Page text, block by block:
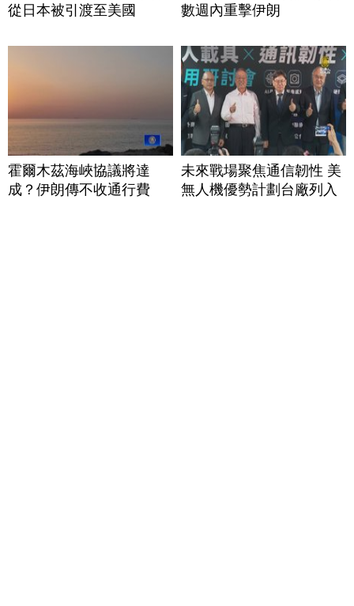
從日本被引渡至美國
數週內重擊伊朗
霍爾木茲海峽協議將達
成？伊朗傳不收通行費
未來戰場聚焦通信韌性 美
無人機優勢計劃台廠列入